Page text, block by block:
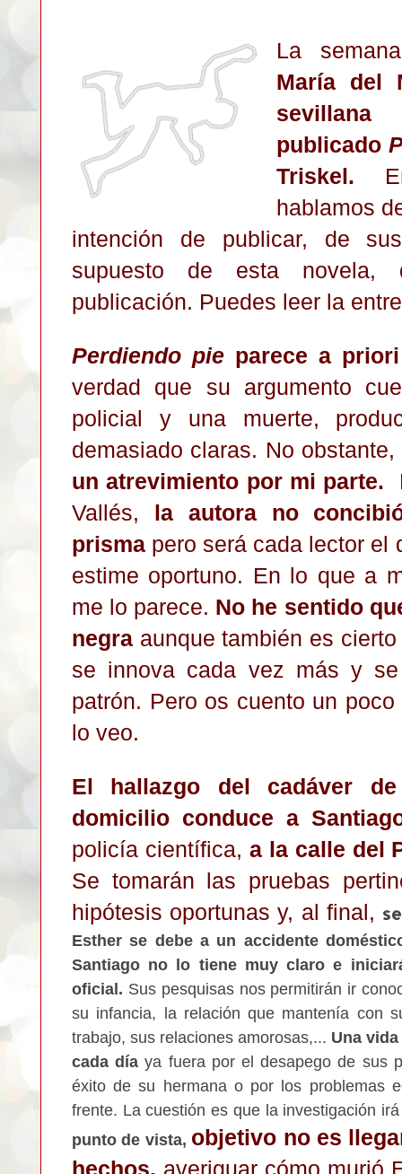
La
María del
sevillana
publicado
Triskel.
hablamos
intención de publicar, de
supuesto de esta novela,
publicación. Puedes leer la
Perdiendo pie parece a
verdad que su argumento
policial y una muerte,
demasiado claras. No obstante,
un atrevimiento por mi parte.
Vallés, la autora no
prisma pero será cada lector el
estime oportuno. En lo que a
me lo parece. No he sentido
negra aunque también es
se innova cada vez más y
patrón. Pero os cuento un
lo veo.
El hallazgo del cadáver
domicilio conduce a
policía científica, a la calle del
Se tomarán las pruebas
hipótesis oportunas y, al final,
Esther se debe a un accidente
Santiago no lo tiene muy claro e
oficial. Sus pesquisas nos permitirán ir
su infancia, la relación que mantenía con
trabajo, sus relaciones amorosas,... Una
cada día ya fuera por el desapego de sus
éxito de su hermana opor los problemas
frente. La cuestión es que la investigación
punto de vista, objetivo no es llega
hechos, averiguar cómo murió